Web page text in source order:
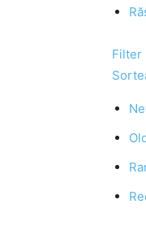
Filter